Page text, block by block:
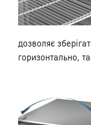
дозволяє
горизонтально,